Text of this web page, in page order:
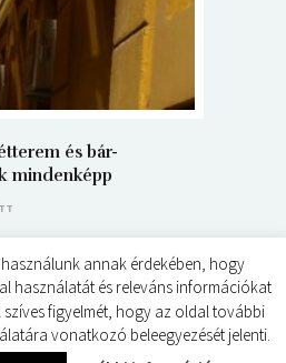
és bár-
mindenképp
2024
annak érdekében, hogy
használatát és releváns információkat
szíves figyelmét, hogy az oldal további
vonatkozó beleegyezését jelenti.